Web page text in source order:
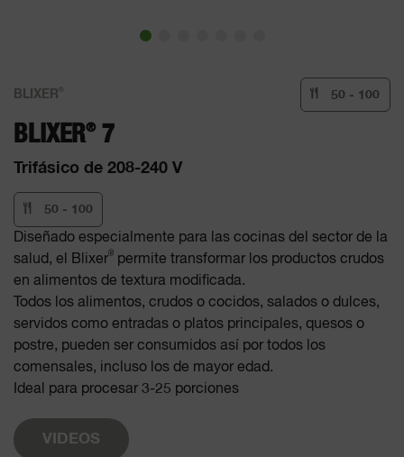
BLIXER 50 - 100
BLIXER® 7
Trifásico de 208-240 V
50 - 100
Diseñado especialmente para las cocinas del sector de la
salud, el Blixer®
permite transformar los productos crudos
en alimentos de textura modificada.
Todos los alimentos, crudos o cocidos, salados o dulces,
servidos como entradas o platos principales, quesos o
postre, pueden ser consumidos así por todos los
comensales, incluso los de mayor edad.
Ideal para procesar 3-25 porciones
VIDEOS